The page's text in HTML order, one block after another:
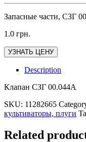
Запасные части, СЗГ
1.0 грн.
УЗНАТЬ ЦЕНУ
Description
Клапан СЗГ 00.044А
SKU: 11282665
культиваторы, плуги
Related